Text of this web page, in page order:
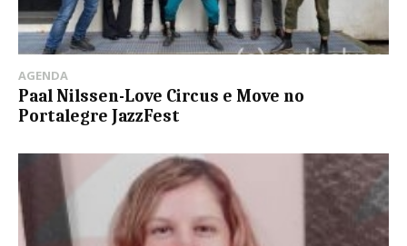
AGENDA
Paal Nilssen-Love Circus e Move no
Portalegre JazzFest